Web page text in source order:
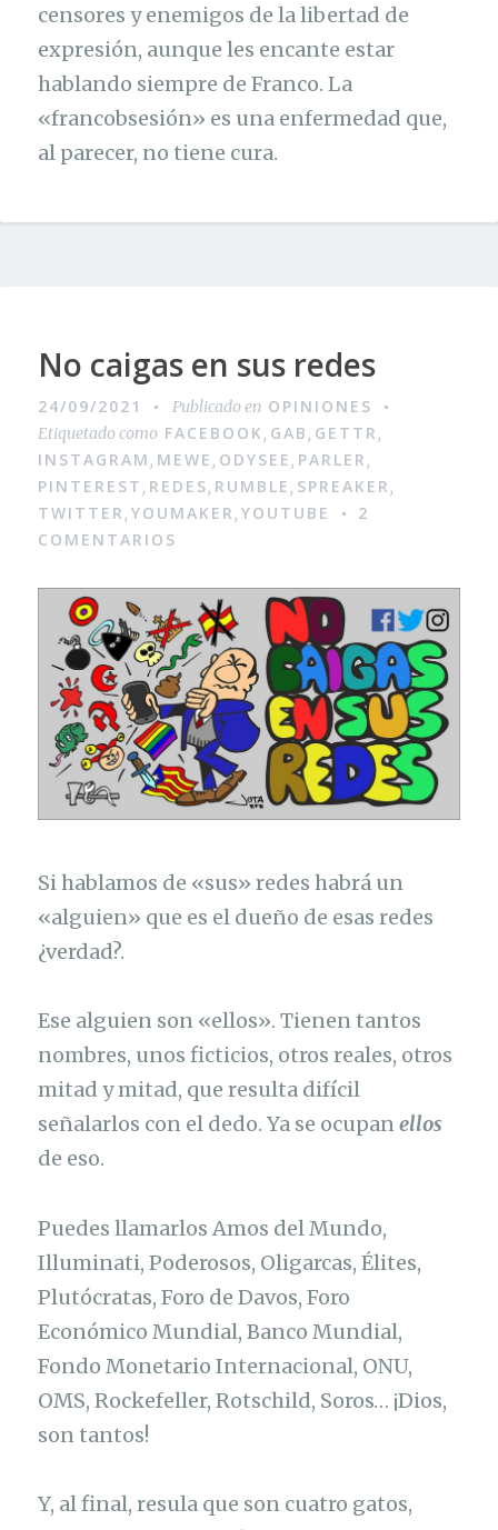
censores y enemigos de la libertad de
expresión, aunque les encante estar
hablando siempre de Franco. La
«francobsesión» es una enfermedad que,
al parecer, no tiene cura.
No caigas en sus redes
24/09/2021 Publicado en OPINIONES
Etiquetado como FACEBOOK, GAB, GETTR,
INSTAGRAM, MEWE, ODYSEE, PARLER,
PINTEREST, REDES, RUMBLE, SPREAKER,
TWITTER,YOUMAKER,YOUTUBE
2
COMENTARIOS
Si hablamos de «sus» redes habrá un
«alguien» que es el dueño de esas redes
¿verdad?.
Ese alguien son «ellos». Tienen tantos
nombres, unos ficticios, otros reales, otros
mitad y mitad, que resulta difícil
señalarlos con el dedo. Ya se ocupanellos
de eso.
Puedes llamarlos Amos del Mundo,
Illuminati, Poderosos, Oligarcas, Élites,
Plutócratas, Foro de Davos, Foro
Económico Mundial, Banco Mundial,
Fondo Monetario Internacional, ONU,
OMS, Rockefeller, Rotschild, Soros… ¡Dios,
son tantos!
Y, al final, resula que son cuatro gatos,